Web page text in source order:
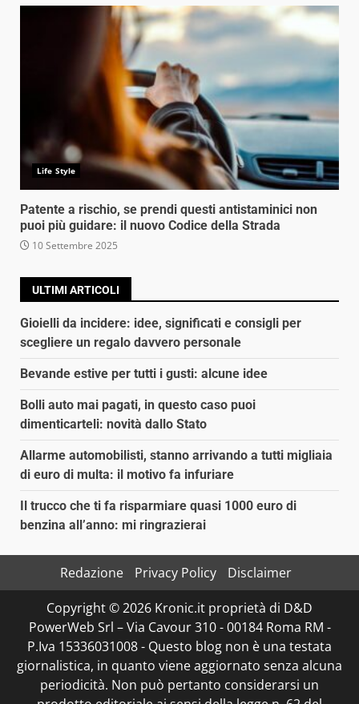
Life Style
Patente a rischio, se prendi questi antistaminici non
puoi più guidare: il nuovo Codice della Strada
10 Settembre 2025
ULTIMI ARTICOLI
Gioielli da incidere: idee, significati e consigli per
scegliere un regalo davvero personale
Bevande estive per tutti i gusti: alcune idee
Bolli auto mai pagati, in questo caso puoi
dimenticarteli: novità dallo Stato
Allarme automobilisti, stanno arrivando a tutti migliaia
di euro di multa: il motivo fa infuriare
Il trucco che ti fa risparmiare quasi 1000 euro di
benzina all’anno: mi ringrazierai
Redazione Privacy Policy
Disclaimer
Copyright © 2026 Kronic.it proprietà di D&D
PowerWeb Srl – Via Cavour 310 - 00184 Roma RM -
P.Iva 15336031008 - Questo blog non è una testata
giornalistica, in quanto viene aggiornato senza alcuna
periodicità. Non può pertanto considerarsi un